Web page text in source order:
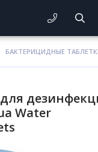
БАКТЕРИЦИДНЫЕ ТАБЛЕТКИ
Water